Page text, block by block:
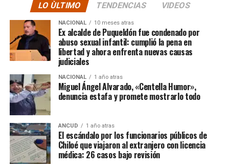
LO ÙLTIMO TENDENCIAS VIDEOS
NACIONAL 10 meses atras
Ex alcalde de Puqueldón fue condenado por
abuso sexual infantil: cumplió la pena en
libertad y ahora enfrenta nuevas causas
judiciales
NACIONAL 1 año atras
Miguel Ángel Alvarado, «Centella Humor»,
denuncia estafa y promete mostrarlo todo
ANCUD 1 año atras
El escándalo por los funcionarios públicos de
Chiloé que viajaron al extranjero con licencia
médica: 26 casos bajo revisión